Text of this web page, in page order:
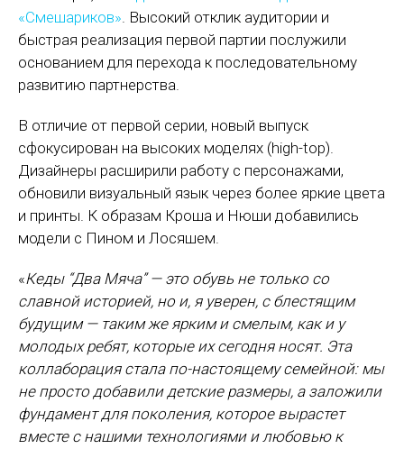
«Смешариков». Высокий отклик аудитории и
быстрая реализация первой партии послужили
основанием для перехода к последовательному
развитию партнерства.
В отличие от первой серии, новый выпуск
сфокусирован на высоких моделях (high-top).
Дизайнеры расширили работу с персонажами,
обновили визуальный язык через более яркие цвета
и принты. К образам Кроша и Нюши добавились
модели с Пином и Лосяшем.
«Кеды “Два Мяча” — это обувь не только со
славной историей, но и, я уверен, с блестящим
будущим — таким же ярким и смелым, как и у
молодых ребят, которые их сегодня носят. Эта
коллаборация стала по-настоящему семейной: мы
не просто добавили детские размеры, а заложили
фундамент для поколения, которое вырастет
вместе с нашими технологиями и любовью к